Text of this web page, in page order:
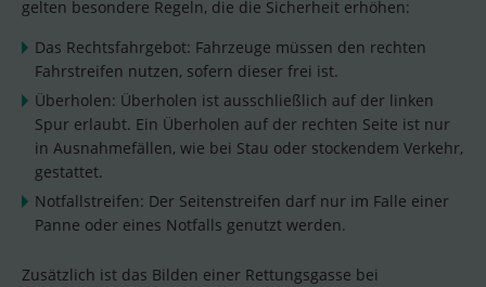
gelten besondere Regeln, die die Sicherheit erhöhen:
Das Rechtsfahrgebot: Fahrzeuge müssen den rechten
Fahrstreifen nutzen, sofern dieser frei ist.
Überholen: Überholen ist ausschließlich auf der linken
Spur erlaubt. Ein Überholen auf der rechten Seite ist nur
in Ausnahmefällen, wie bei Stau oder stockendem Verkehr,
gestattet.
Notfallstreifen: Der Seitenstreifen darf nur im Falle einer
Panne oder eines Notfalls genutzt werden.
Zusätzlich ist das Bilden einer Rettungsgasse bei